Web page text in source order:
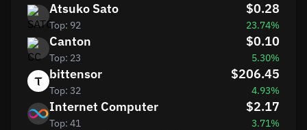
Atsuko Sato
Top: 92
$0.28
23.74%
Canton
Top: 23
$0.10
5.30%
bittensor
Top: 32
$206.45
4.93%
Internet Computer
Top: 41
$2.17
3.71%